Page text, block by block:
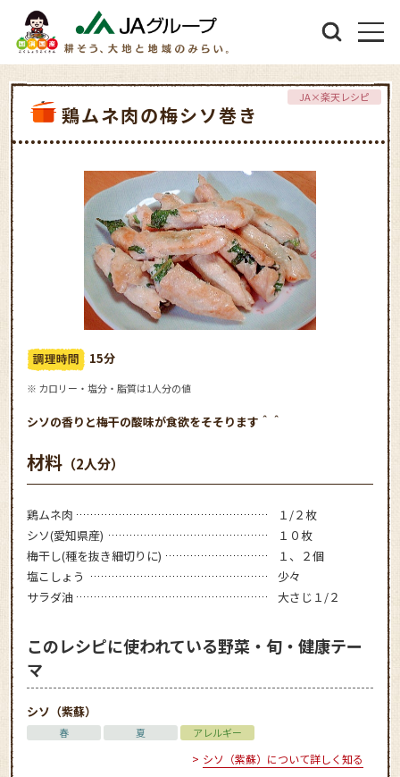
鶏ムネ肉の梅シソ巻き
JA×楽天レシピ
15分
※ カロリー・塩分・脂質は1人分の値
シソの香りと梅干の酸味が食欲をそそります＾＾
材料 （2人分）
鶏ムネ肉
１/２枚
シソ(愛知県産)
１０枚
梅干し(種を抜き細切りに)
１、２個
塩こしょう
少々
サラダ油
大さじ１/２
このレシピに使われている野菜・旬・健康テー
マ
シソ（紫蘇）
春 夏 アレルギー
シソ（紫蘇）について詳しく知る